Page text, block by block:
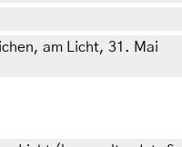
am Licht, 31. Mai